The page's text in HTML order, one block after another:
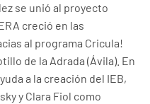
se unió al proyecto
creció en las
al programa Cricula!
de la Adrada (Ávila). En
a la creación del IEB,
y Clara Fiol como